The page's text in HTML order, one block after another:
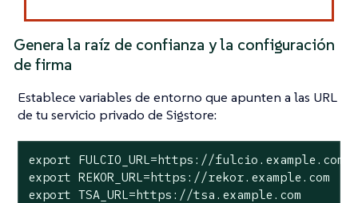
Genera la raíz de confianza y la configuración
de firma
Establece variables de entorno que apunten a las URL
de tu servicio privado de Sigstore:
export FULCIO_URL=https://fulcio.example.com
export REKOR_URL=https://rekor.example.com
export TSA_URL=https://tsa.example.com